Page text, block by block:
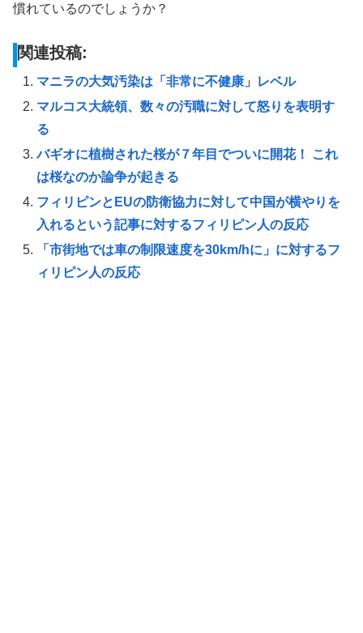
慣れているのでしょうか？
関連投稿:
マニラの大気汚染は「非常に不健康」レベル
マルコス大統領、数々の汚職に対して怒りを表明す
る
バギオに植樹された桜が７年目でついに開花！ これ
は桜なのか論争が起きる
フィリピンとEUの防衛協力に対して中国が横やりを
入れるという記事に対するフィリピン人の反応
「市街地では車の制限速度を30km/hに」に対するフ
ィリピン人の反応